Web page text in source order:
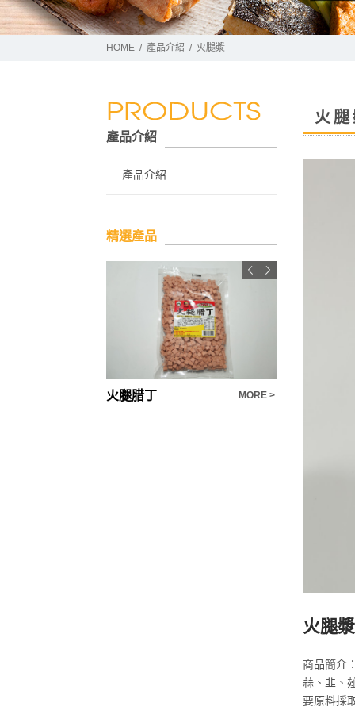
HOME 產品介紹 火腿漿
火
火腿漿
商品簡介
蒜、韭、
要原料採
產品介紹
產品介紹
精選產品
火腿腊丁 MORE >